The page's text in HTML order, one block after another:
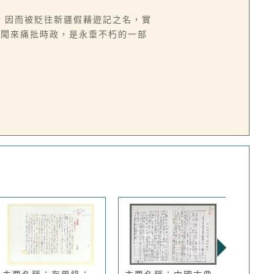
而被貶往新疆假藉遊記之名，實
來痛批時政，是永垂不朽的一部